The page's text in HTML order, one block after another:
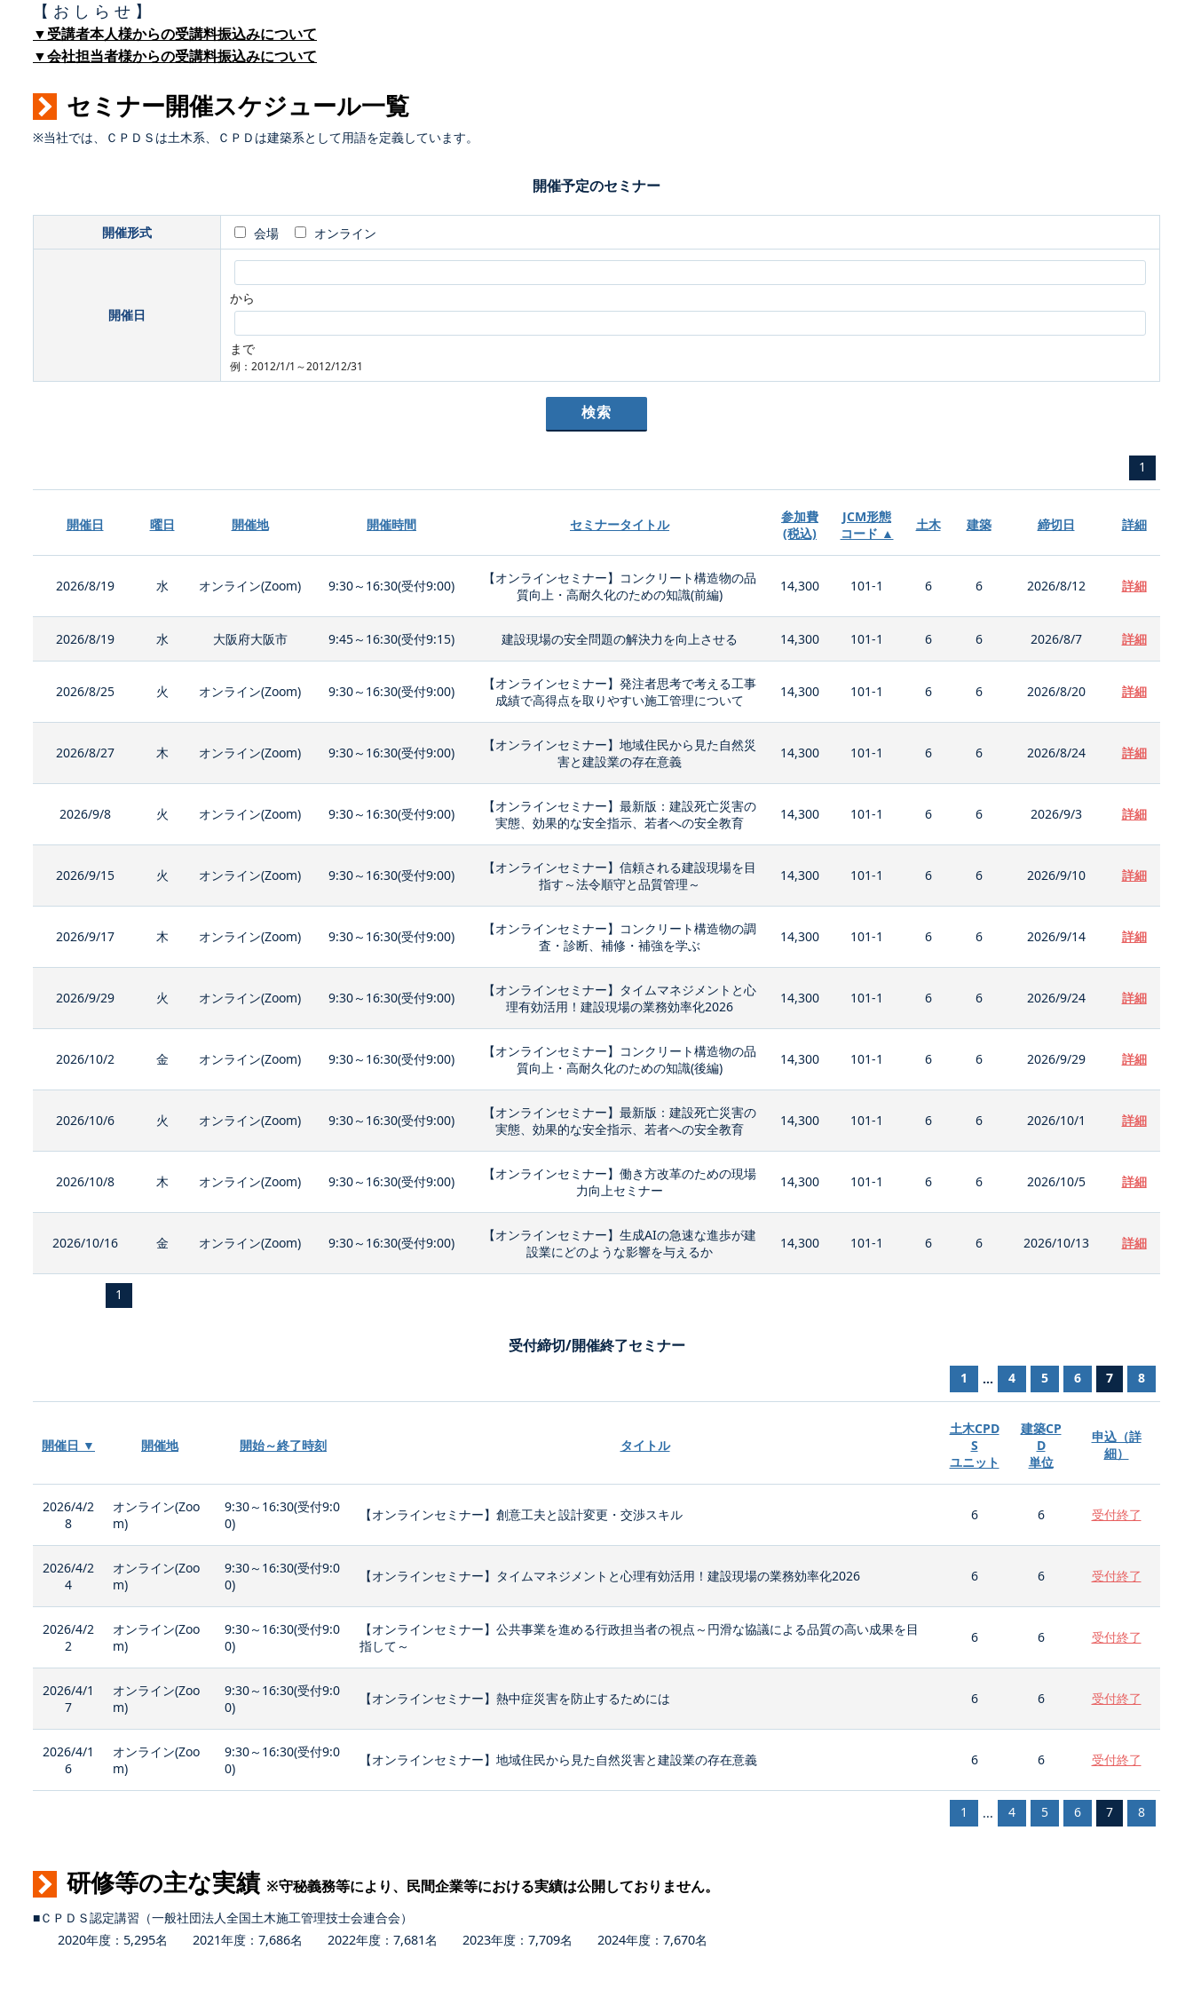
【 お し ら せ 】
▼受講者本人様からの受講料振込みについて
▼会社担当者様からの受講料振込みについて
セミナー開催スケジュール一覧
※当社では、ＣＰＤＳは土木系、ＣＰＤは建築系として用語を定義しています。
開催予定のセミナー
開催形式 会場 オンライン
開催日
から
まで
例：2012/1/1～2012/12/31
1
開催日 曜日 開催地 開催時間 セミナータイトル
参加費
(税込)
JCM形態
コード ▲
土木 建築 締切日 詳細
2026/8/19 水 オンライン(Zoom) 9:30～16:30(受付9:00)
【オンラインセミナー】コンクリート構造物の品
質向上・高耐久化のための知識(前編)
14,300 101-1 6 6 2026/8/12 詳細
2026/8/19 水 大阪府大阪市 9:45～16:30(受付9:15) 建設現場の安全問題の解決力を向上させる 14,300 101-1 6 6 2026/8/7 詳細
2026/8/25 火 オンライン(Zoom) 9:30～16:30(受付9:00)
【オンラインセミナー】発注者思考で考える工事
成績で高得点を取りやすい施工管理について
14,300 101-1 6 6 2026/8/20 詳細
2026/8/27 木 オンライン(Zoom) 9:30～16:30(受付9:00)
【オンラインセミナー】地域住民から見た自然災
害と建設業の存在意義
14,300 101-1 6 6 2026/8/24 詳細
2026/9/8 火 オンライン(Zoom) 9:30～16:30(受付9:00)
【オンラインセミナー】最新版：建設死亡災害の
実態、効果的な安全指示、若者への安全教育
14,300 101-1 6 6 2026/9/3 詳細
2026/9/15 火 オンライン(Zoom) 9:30～16:30(受付9:00)
【オンラインセミナー】信頼される建設現場を目
指す～法令順守と品質管理～
14,300 101-1 6 6 2026/9/10 詳細
2026/9/17 木 オンライン(Zoom) 9:30～16:30(受付9:00)
【オンラインセミナー】コンクリート構造物の調
査・診断、補修・補強を学ぶ
14,300 101-1 6 6 2026/9/14 詳細
2026/9/29 火 オンライン(Zoom) 9:30～16:30(受付9:00)
【オンラインセミナー】タイムマネジメントと心
理有効活用！建設現場の業務効率化2026
14,300 101-1 6 6 2026/9/24 詳細
2026/10/2 金 オンライン(Zoom) 9:30～16:30(受付9:00)
【オンラインセミナー】コンクリート構造物の品
質向上・高耐久化のための知識(後編)
14,300 101-1 6 6 2026/9/29 詳細
2026/10/6 火 オンライン(Zoom) 9:30～16:30(受付9:00)
【オンラインセミナー】最新版：建設死亡災害の
実態、効果的な安全指示、若者への安全教育
14,300 101-1 6 6 2026/10/1 詳細
2026/10/8 木 オンライン(Zoom) 9:30～16:30(受付9:00)
【オンラインセミナー】働き方改革のための現場
力向上セミナー
14,300 101-1 6 6 2026/10/5 詳細
2026/10/16 金 オンライン(Zoom) 9:30～16:30(受付9:00)
【オンラインセミナー】生成AIの急速な進歩が建
設業にどのような影響を与えるか
14,300 101-1 6 6 2026/10/13 詳細
1
受付締切/開催終了セミナー
1 ... 4 5 6 7 8
開催日 ▼ 開催地 開始～終了時刻 タイトル
土木CPD
S
ユニット
建築CP
D
単位
申込（詳
細）
2026/4/2
8
オンライン(Zoo
m)
9:30～16:30(受付9:0
0)
【オンラインセミナー】創意工夫と設計変更・交渉スキル 6 6 受付終了
2026/4/2
4
オンライン(Zoo
m)
9:30～16:30(受付9:0
0)
【オンラインセミナー】タイムマネジメントと心理有効活用！建設現場の業務効率化2026 6 6 受付終了
2026/4/2
2
オンライン(Zoo
m)
9:30～16:30(受付9:0
0)
【オンラインセミナー】公共事業を進める行政担当者の視点～円滑な協議による品質の高い成果を目
指して～
6 6 受付終了
2026/4/1
7
オンライン(Zoo
m)
9:30～16:30(受付9:0
0)
【オンラインセミナー】熱中症災害を防止するためには 6 6 受付終了
2026/4/1
6
オンライン(Zoo
m)
9:30～16:30(受付9:0
0)
【オンラインセミナー】地域住民から見た自然災害と建設業の存在意義 6 6 受付終了
1 ... 4 5 6 7 8
研修等の主な実績 ※守秘義務等により、民間企業等における実績は公開しておりません。
■ＣＰＤＳ認定講習（一般社団法人全国土木施工管理技士会連合会）
2020年度：5,295名 2021年度：7,686名 2022年度：7,681名 2023年度：7,709名 2024年度：7,670名